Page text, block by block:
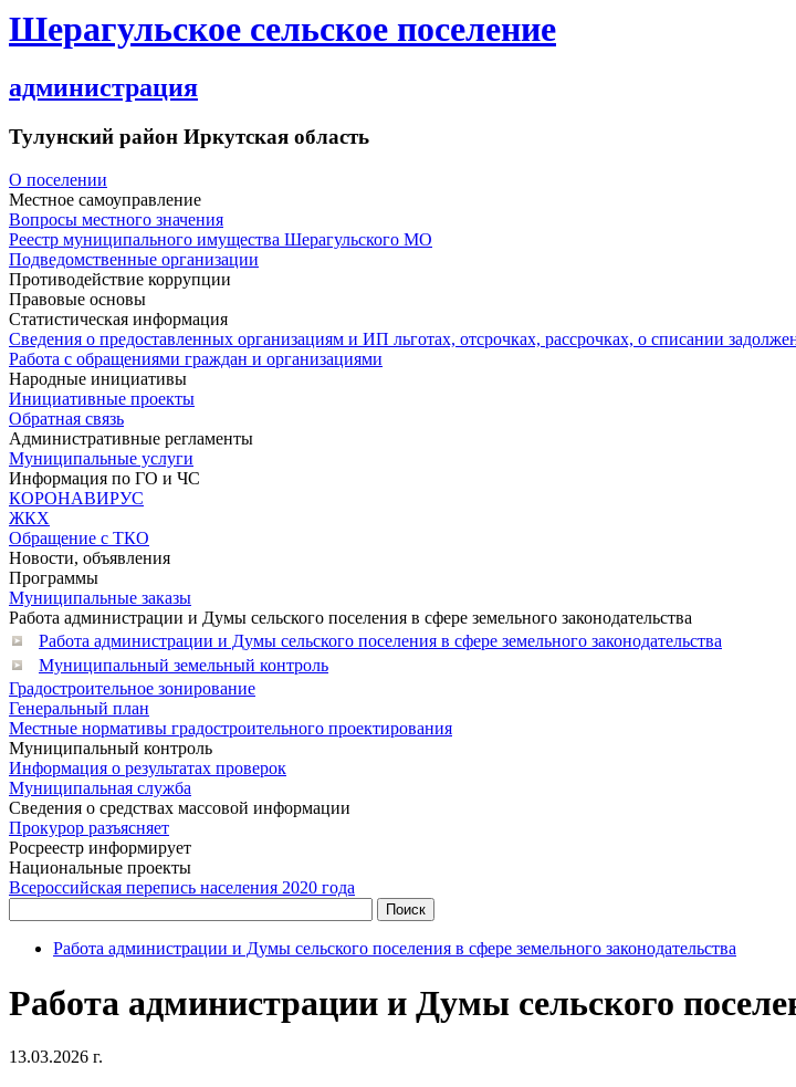
Шерагульское сельское поселение
администрация
Тулунский район Иркутская область
О поселении
Местное самоуправление
Вопросы местного значения
Реестр муниципального имущества Шерагульского МО
Подведомственные организации
Противодействие коррупции
Правовые основы
Статистическая информация
Сведения о предоставленных организациям и ИП льготах, отсрочках, рассрочках, о списании
Работа с обращениями граждан и организациями
Народные инициативы
Инициативные проекты
Обратная связь
Административные регламенты
Муниципальные услуги
Информация по ГО и ЧС
КОРОНАВИРУС
ЖКХ
Обращение с ТКО
Новости, объявления
Программы
Муниципальные заказы
Работа администрации и Думы сельского поселения в сфере земельного законодательства
Работа администрации и Думы сельского поселения в сфере земельного законодательства
Муниципальный земельный контроль
Градостроительное зонирование
Генеральный план
Местные нормативы градостроительного проектирования
Муниципальный контроль
Информация о результатах проверок
Муниципальная служба
Сведения о средствах массовой информации
Прокурор разъясняет
Росреестр информирует
Национальные проекты
Всероссийская перепись населения 2020 года
Работа администрации и Думы сельского поселения в сфере земельного законодательства
Работа администрации и Думы сельского
13.03.2026 г.